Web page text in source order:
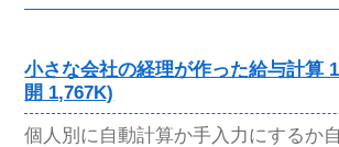
小さな会社の経理が作った給与計算
開 1,767K)
個人別に自動計算か手入力にするか